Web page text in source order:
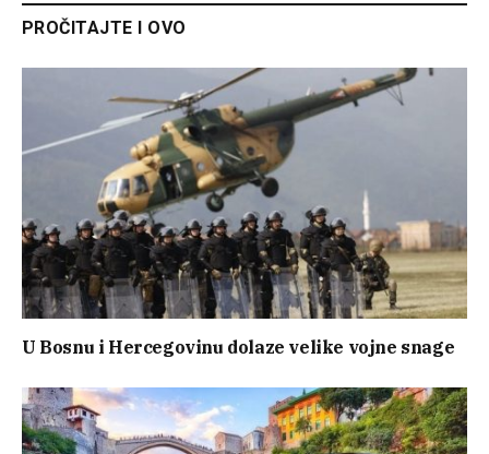
PROČITAJTE I OVO
U Bosnu i Hercegovinu dolaze velike vojne snage